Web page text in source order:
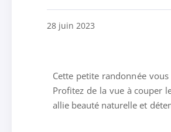
28 juin 2023
Cette petite randonnée
Profitez de la vue à couper
allie beauté naturelle et